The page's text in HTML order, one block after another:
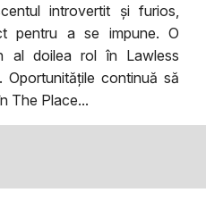
introvertit și furios,
pentru a se impune. O
al doilea rol în Lawless
continuă să
The Place...